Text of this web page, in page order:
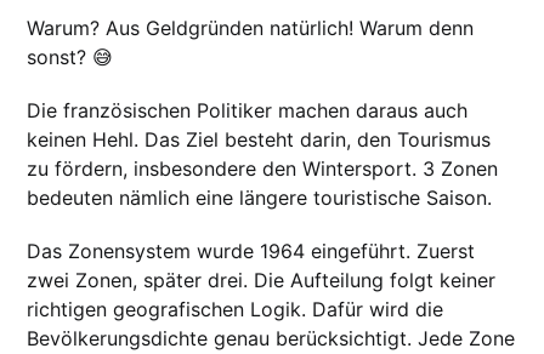
Warum? Aus Geldgründen natürlich! Warum denn
sonst? 😅
Die französischen Politiker machen daraus auch
keinen Hehl. Das Ziel besteht darin, den Tourismus
zu fördern, insbesondere den Wintersport. 3 Zonen
bedeuten nämlich eine längere touristische Saison.
Das Zonensystem wurde 1964 eingeführt. Zuerst
zwei Zonen, später drei. Die Aufteilung folgt keiner
richtigen geografischen Logik. Dafür wird die
Bevölkerungsdichte genau berücksichtigt. Jede Zone